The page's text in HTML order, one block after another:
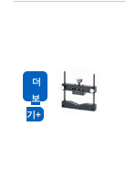
더
보
기